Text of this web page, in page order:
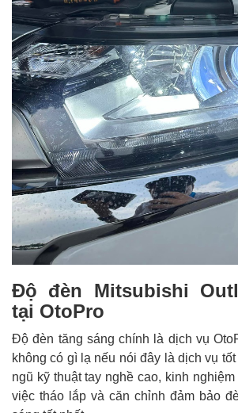
Độ đèn Mitsubishi
tại OtoPro
Độ đèn tăng sáng chính là dịch vụ
không có gì lạ nếu nói đây là dịch vụ
ngũ kỹ thuật tay nghề cao, kinh
việc tháo lắp và căn chỉnh đảm bảo